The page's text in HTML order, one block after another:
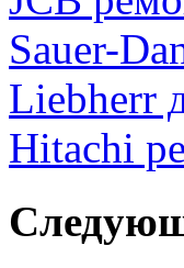
Sauer-
Liebherr
Hitachi